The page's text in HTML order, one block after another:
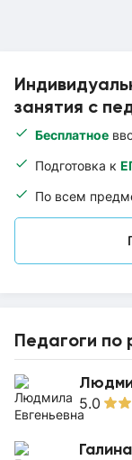
занятия с
Бесплатное
Подготовка к
По всем
Педагоги по
5.0